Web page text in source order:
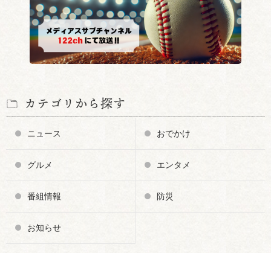
カテゴリから探す
ニュース おでかけ
グルメ エンタメ
番組情報 防災
お知らせ